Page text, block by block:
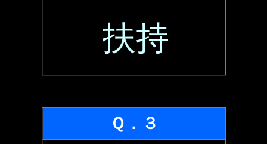
扶持
Ｑ．３